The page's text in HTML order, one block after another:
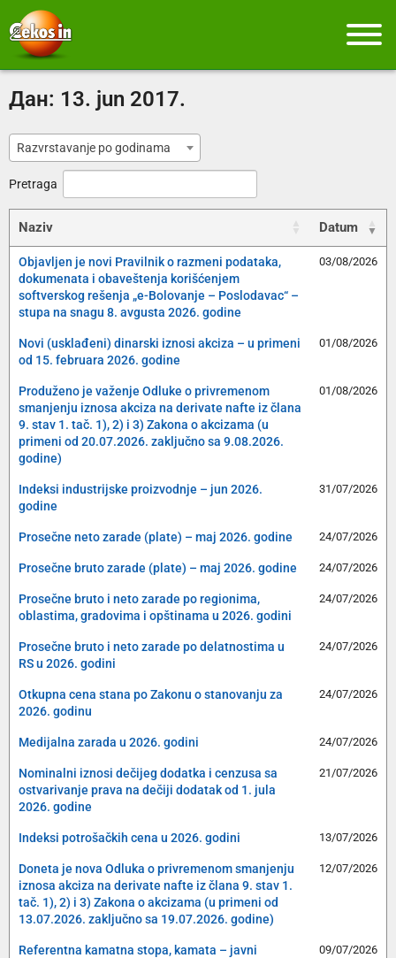
Дан: 13. jun 2017.
Razvrstavanje po godinama
Pretraga
Naziv Datum
Objavljen je novi Pravilnik o razmeni podataka,
dokumenata i obaveštenja korišćenjem
softverskog rešenja „e-Bolovanje – Poslodavac“ –
stupa na snagu 8. avgusta 2026. godine
03/08/2026
Novi (usklađeni) dinarski iznosi akciza – u primeni
od 15. februara 2026. godine
01/08/2026
Produženo je važenje Odluke o privremenom
smanjenju iznosa akciza na derivate nafte iz člana
9. stav 1. tač. 1), 2) i 3) Zakona o akcizama (u
primeni od 20.07.2026. zaključno sa 9.08.2026.
godine)
01/08/2026
Indeksi industrijske proizvodnje – jun 2026.
godine
31/07/2026
Prosečne neto zarade (plate) – maj 2026. godine 24/07/2026
Prosečne bruto zarade (plate) – maj 2026. godine 24/07/2026
Prosečne bruto i neto zarade po regionima,
oblastima, gradovima i opštinama u 2026. godini
24/07/2026
Prosečne bruto i neto zarade po delatnostima u
RS u 2026. godini
24/07/2026
Otkupna cena stana po Zakonu o stanovanju za
2026. godinu
24/07/2026
Medijalna zarada u 2026. godini 24/07/2026
Nominalni iznosi dečijeg dodatka i cenzusa sa
ostvarivanje prava na dečiji dodatak od 1. jula
2026. godine
21/07/2026
Indeksi potrošačkih cena u 2026. godini 13/07/2026
Doneta je nova Odluka o privremenom smanjenju
iznosa akciza na derivate nafte iz člana 9. stav 1.
tač. 1), 2) i 3) Zakona o akcizama (u primeni od
13.07.2026. zaključno sa 19.07.2026. godine)
12/07/2026
Referentna kamatna stopa, kamata – javni
09/07/2026